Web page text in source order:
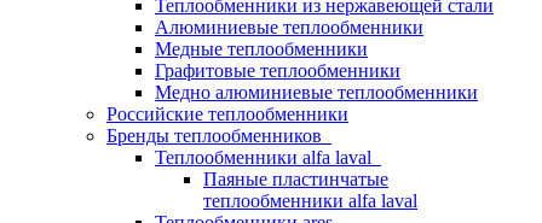
Теплообменники из нержавеющей стали
Алюминиевые теплообменники
Медные теплообменники
Графитовые теплообменники
Медно алюминиевые теплообменники
Российские теплообменники
Бренды теплообменников
Теплообменники alfa laval
Паяные пластинчатые
теплообменники alfa laval